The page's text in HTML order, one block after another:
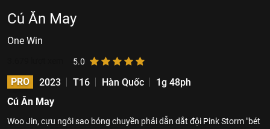
Cú Ăn May
One Win
5.0
PRO 2023 T16 Hàn Quốc
1g 48ph
Cú Ăn May
Woo Jin, cựu ngôi sao bóng chuyền phải dẫn dắt đội Pink Storm "bét